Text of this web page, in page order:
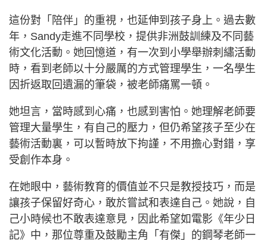
這份對「陪伴」的重視，也延伸到孩子身上。過去數
年，Sandy走進不同學校，提供非洲鼓訓練及不同藝
術文化活動。她回憶道，有一次到小學舉辦刺繡活動
時，看到老師以十分嚴厲的方式管理學生，一名學生
因折返取回遺漏的筆袋，被老師痛罵一頓。
她坦言，當時感到心痛，也感到害怕。她理解老師要
管理大量學生，有自己的壓力，但仍希望孩子至少在
藝術活動裏，可以暫時放下拘謹，不用擔心對錯，享
受創作本身。
在她眼中，藝術教育的價值並不只是教授技巧，而是
讓孩子保留好奇心，敢於嘗試和表達自己。她說，自
己小時候也不敢表達意見，因此希望如電影《年少日
記》中，那位尊重及鼓勵主角「有傑」的鋼琴老師一